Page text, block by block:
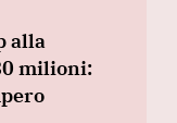
alla
milioni: